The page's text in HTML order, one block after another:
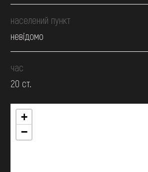
населений пункт
невідомо
час
20 ст.
+
−